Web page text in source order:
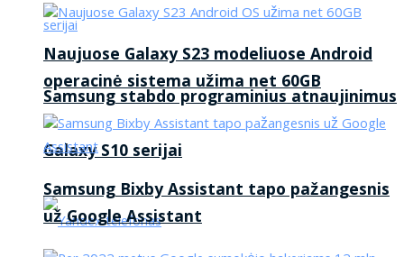
Samsung stabdo programinius atnaujinimus
Galaxy S10 serijai
Naujuose Galaxy S23 modeliuose Android
operacinė sistema užima net 60GB
Samsung Bixby Assistant tapo pažangesnis
už Google Assistant